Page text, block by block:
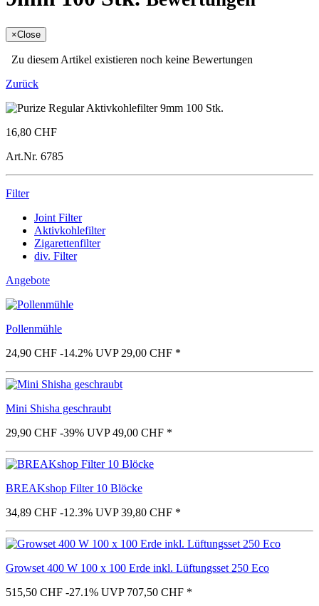
×Close
Zu diesem Artikel existieren noch keine Bewertungen
Zurück
16,80 CHF
Art.Nr. 6785
Filter
Joint Filter
Aktivkohlefilter
Zigarettenfilter
div. Filter
Angebote
Pollenmühle
24,90 CHF -14.2% UVP 29,00 CHF *
Mini Shisha geschraubt
29,90 CHF -39% UVP 49,00 CHF *
BREAKshop Filter 10 Blöcke
34,89 CHF -12.3% UVP 39,80 CHF *
Growset 400 W 100 x 100 Erde inkl. Lüftungsset 250 Eco
515,50 CHF -27.1% UVP 707,50 CHF *